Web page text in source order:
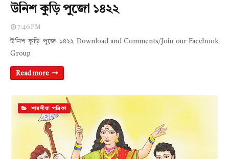
উনিশ কুড়ি পুজো ১৪২২
7:46 PM
উনিশ কুড়ি পুজো ১৪২২ Download and Comments/Join our Facebook
Group
Read more
শারদীয়া পত্রিকা